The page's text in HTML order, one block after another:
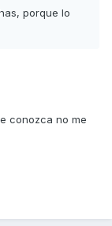
porque lo
conozca no me